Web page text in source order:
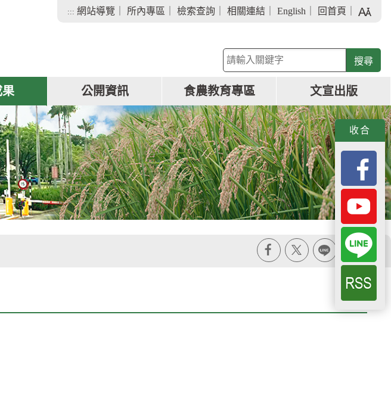
::: 網站導覽 所內專區 檢索查詢 相關連結 English 回首頁
小
關
鍵
查
詢
公開資訊 食農教育專區 文宣出版
收合